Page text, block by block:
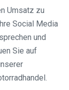
Umsatz zu
Social Media
und
Sie auf